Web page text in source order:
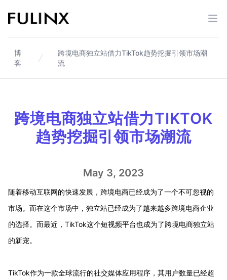
Fulinx-跨境电商独立站自建站平台
打
博
客
跨境电商独立站借力TikTok趋势挖掘引领市场潮
流
跨境电商独立站借力TIKTOK
趋势挖掘引领市场潮流
May 3, 2023
随着移动互联网的快速发展，跨境电商已经成为了一个不可忽视的
市场。而在这个市场中，独立站已经成为了越来越多跨境电商企业
的选择。而最近，TikTok这个短视频平台也成为了跨境电商独立站
的新宠。
TikTok作为一款全球流行的社交媒体应用程序，其用户数量已经超